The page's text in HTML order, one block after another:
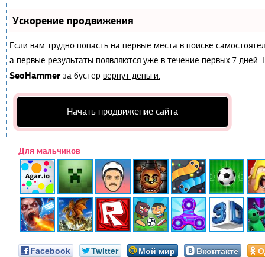
Ускорение продвижения
Если вам трудно попасть на первые места в поиске
а первые результаты появляются уже в течение первых 7
SeoHammerза бустер вернут деньги.
Начать продвижение сайта
Для мальчиков
Facebook Twitter Мой мир Вконтакте